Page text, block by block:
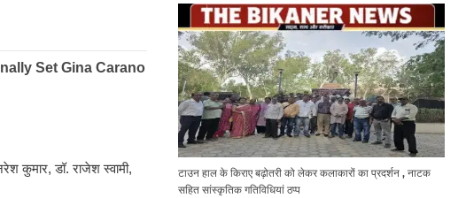
कुमार, डॉ. राजेश स्वामी,
टाउन हाल के किराए बढ़ोतरी को लेकर कलाकारों का प्रदर्शन , नाटक
सहित सांस्कृतिक गतिविधियां ठप्प